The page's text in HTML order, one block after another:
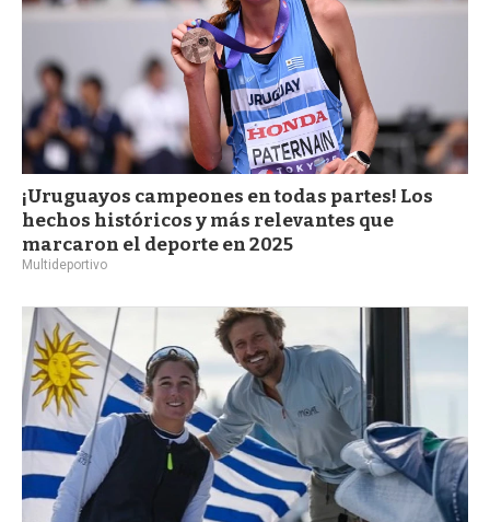
¡Uruguayos campeones en todas partes! Los
hechos históricos y más relevantes que
marcaron el deporte en 2025
Multideportivo